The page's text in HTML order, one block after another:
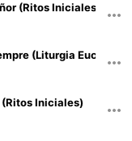
(Ritos Iniciales)
(Liturgia
(Ritos Iniciales)